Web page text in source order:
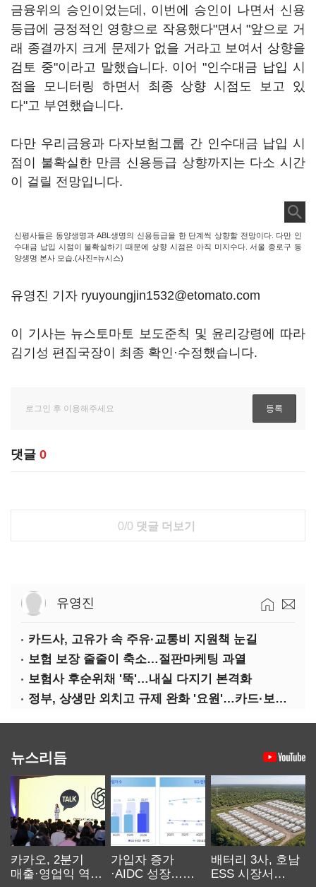
금융위의 승인이었는데, 이번에 승인이 나면서 신용
등급에 긍정적인 영향으로 작용했다"면서 "앞으로 거
래 종결까지 크게 문제가 없을 거라고 보여서 상향을
검토 중"이라고 말했습니다. 이어 "인수대금 납입 시
점을 모니터링 하면서 최종 상향 시점도 보고 있
다"고 부연했습니다.
다만 우리금융과 다자보험그룹 간 인수대금 납입 시
점이 불확실한 만큼 신용등급 상향까지는 다소 시간
이 걸릴 전망입니다.
신평사들은 동양생명과 ABL생명의 신용등급을 한 단계씩 상향할 전망이다. 다만 인
수대금 납입 시점이 불확실하기 때문에 상향 시점은 아직 미지수다. 서울 종로구 동
양생명 본사 모습.(사진=뉴시스)
유영진 기자 ryuyoungjin1532@etomato.com
이 기사는 뉴스토마토 보도준칙 및 윤리강령에 따라
김기성 편집국장이 최종 확인·수정했습니다.
댓글 0
0/0 댓글 더보기
유영진
카드사, 고유가 속 주유·교통비 지원책 눈길
보험 보장 줄줄이 축소…절판마케팅 과열
보험사 후순위채 '뚝'…내실 다지기 본격화
정부, 상생만 외치고 규제 완화 '요원'…카드·보험사 부담 역대급
뉴스리듬
카카오, 2분기
매출·영업익 역대
가입자 증가
·AIDC 성장…
배터리 3사, 호남
ESS 시장서